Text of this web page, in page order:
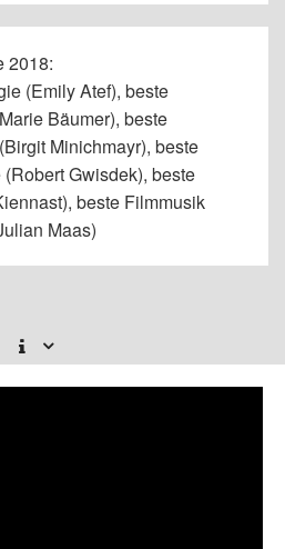
2018:
(Emily Atef), beste
Bäumer), beste
Minichmayr), beste
Gwisdek), beste
beste Filmmusik
Maas)